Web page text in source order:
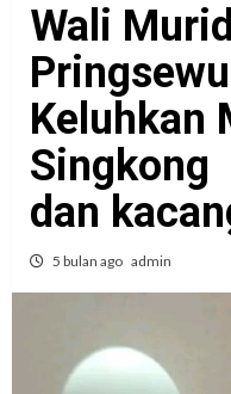
Wali
Keluhkan
Singkong
dan
5 bulan ago admin